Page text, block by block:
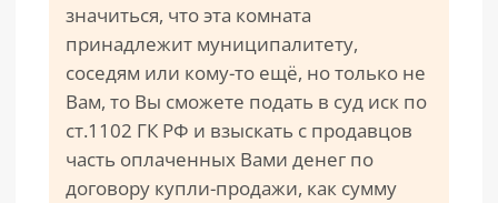
значиться, что эта комната
принадлежит муниципалитету,
соседям или кому-то ещё, но только не
Вам, то Вы сможете подать в суд иск по
ст.1102 ГК РФ и взыскать с продавцов
часть оплаченных Вами денег по
договору купли-продажи, как сумму